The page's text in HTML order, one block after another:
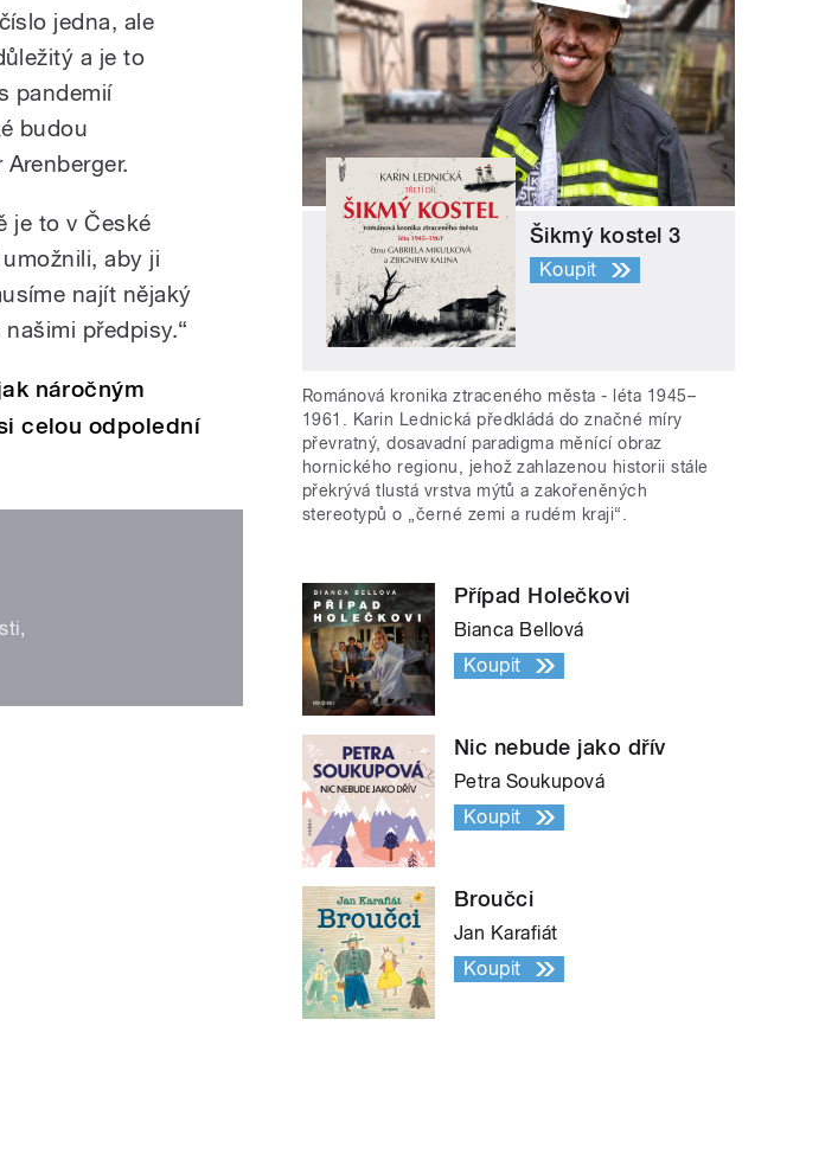
jedna, ale
a je to
pandemií
budou
je to v České
aby ji
najít nějaký
předpisy.“
náročným
celou odpolední
Šikmý kostel 3
Koupit
Románová kronika ztraceného města - léta 1945–
1961. Karin Lednická předkládá do značné míry
převratný, dosavadní paradigma měnící obraz
hornického regionu, jehož zahlazenou historii stále
překrývá tlustá vrstva mýtů a zakořeněných
stereotypů o „černé zemi a rudém kraji“.
Případ Holečkovi
Bianca Bellová
Koupit
Nic nebude jako dřív
Petra Soukupová
Koupit
Broučci
Jan Karafiát
Koupit